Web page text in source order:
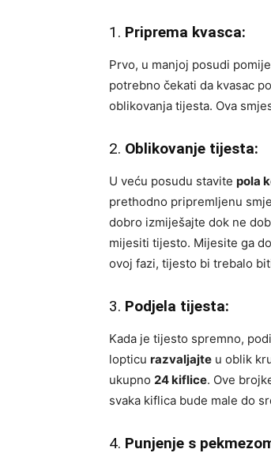
1. Priprema kvasca:
Prvo, u manjoj posudi
potrebno čekati da kvasac
oblikovanja tijesta. Ova
2. Oblikovanje tijesta:
U veću posudu stavite pola
prethodno pripremljenu
dobro izmiješajte dok ne
mijesiti tijesto. Mijesite ga
ovoj fazi, tijesto bi trebalo
3. Podjela tijesta:
Kada je tijesto spremno,
lopticu razvaljajte u oblik
ukupno 24 kiflice. Ove
svaka kiflica bude male do
4. Punjenje s